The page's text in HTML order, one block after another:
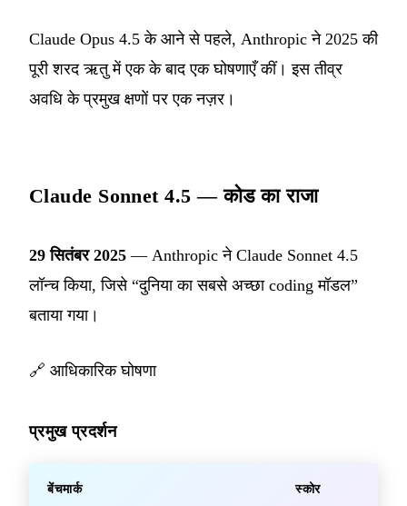
Claude Opus 4.5 के आने से पहले, Anthropic ने 2025 की
पूरी शरद ऋतु में एक के बाद एक घोषणाएँ कीं। इस तीव्र
अवधि के प्रमुख क्षणों पर एक नज़र।
Claude Sonnet 4.5 — कोड का राजा
29 सितंबर 2025 — Anthropic ने Claude Sonnet 4.5
लॉन्च किया, जिसे “दुनिया का सबसे अच्छा coding मॉडल”
बताया गया।
🔗 आधिकारिक घोषणा
प्रमुख प्रदर्शन
बेंचमार्क स्कोर